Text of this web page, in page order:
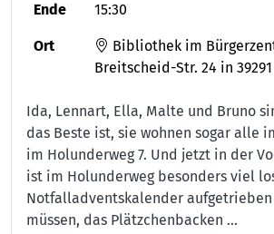
Ende 15:30
Ort
Bibliothek im
Breitscheid-Str. 24 in
Ida, Lennart, Ella, Malte und Bruno
das Beste ist, sie wohnen sogar alle
im Holunderweg 7. Und jetzt in der
ist im Holunderweg besonders viel
Notfalladventskalender aufgetrieben
müssen, das Plätzchenbacken …